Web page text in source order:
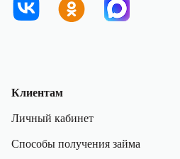
Клиентам
Личный кабинет
Способы получения займа